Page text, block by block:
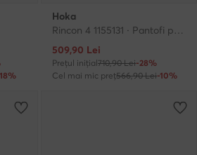
Hoka
Rincon 4 1155131 · Pantofi pentru alergare
Prețul actual
509,90 Lei
Prețul inițial710,90 Lei-28%
Cel mai mic preț566,90 Lei-10%